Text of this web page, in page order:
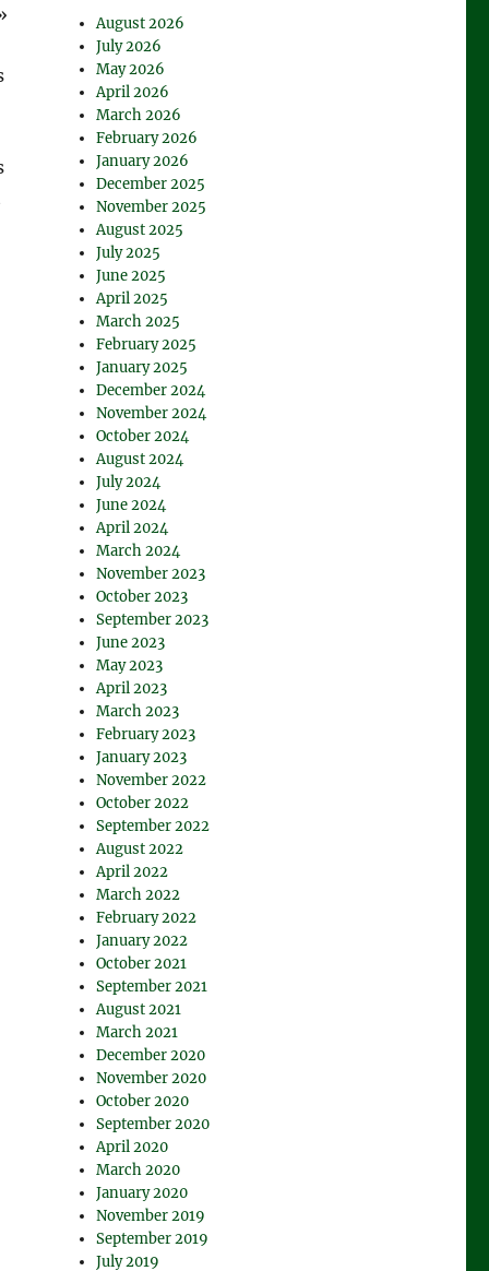
August 2026
July 2026
May 2026
April 2026
March 2026
February 2026
January 2026
December 2025
November 2025
August 2025
July 2025
June 2025
April 2025
March 2025
February 2025
January 2025
December 2024
November 2024
October 2024
August 2024
July 2024
June 2024
April 2024
March 2024
November 2023
October 2023
September 2023
June 2023
May 2023
April 2023
March 2023
February 2023
January 2023
November 2022
October 2022
September 2022
August 2022
April 2022
March 2022
February 2022
January 2022
October 2021
September 2021
August 2021
March 2021
December 2020
November 2020
October 2020
September 2020
April 2020
March 2020
January 2020
November 2019
September 2019
July 2019